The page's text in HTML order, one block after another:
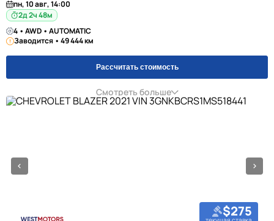
пн, 10 авг, 14:00
2д 2ч 48м
4 • AWD • AUTOMATIC
Заводится • 49 444 км
Рассчитать стоимость
Смотреть больше
$275